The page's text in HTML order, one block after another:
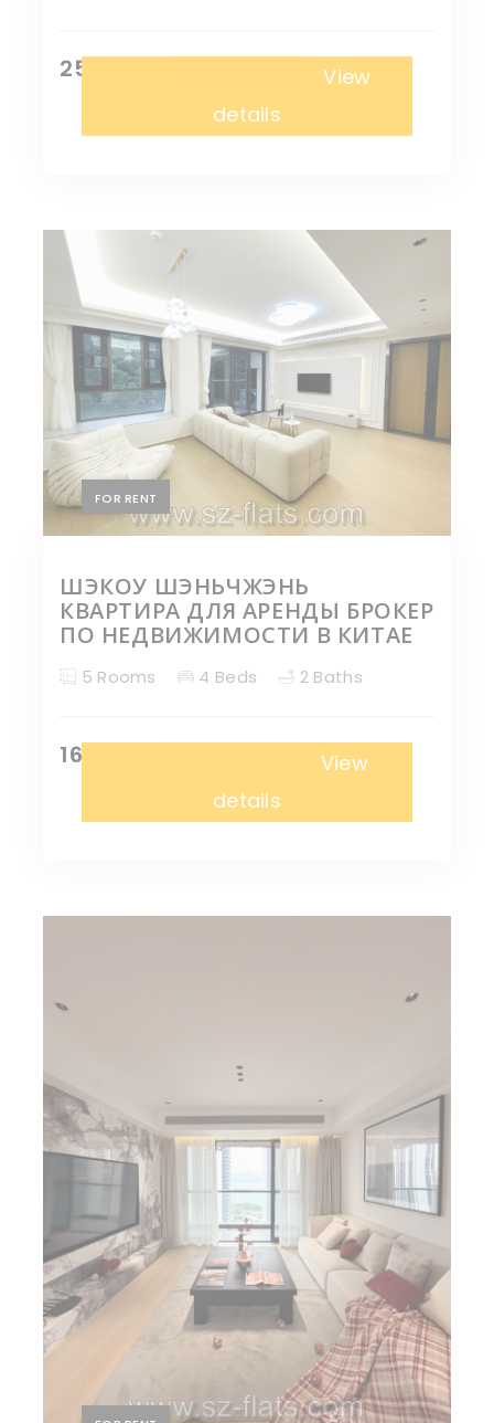
25,000 ¥
View
details
FOR RENT
ШЭКОУ ШЭНЬЧЖЭНЬ
КВАРТИРА ДЛЯ АРЕНДЫ БРОКЕР
ПО НЕДВИЖИМОСТИ В КИТАЕ
5 Rooms 4 Beds 2 Baths
16,000 ¥
View
details